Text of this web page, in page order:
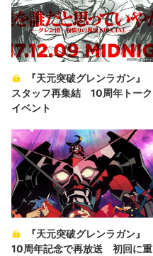
『天元突破グレンラガン』
スタッフ再集結 10周年トーク
イベント
『天元突破グレンラガン』
10周年記念で再放送 初回に重